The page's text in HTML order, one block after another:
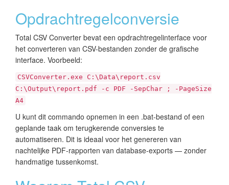
Opdrachtregelconversie
Total CSV Converter bevat een opdrachtregelinterface voor
het converteren van CSV-bestanden zonder de grafische
interface. Voorbeeld:
CSVConverter.exe C:\Data\report.csv
C:\Output\report.pdf -c PDF -SepChar ; -PageSize
A4
U kunt dit commando opnemen in een .bat-bestand of een
geplande taak om terugkerende conversies te
automatiseren. Dit is ideaal voor het genereren van
nachtelijke PDF-rapporten van database-exports — zonder
handmatige tussenkomst.